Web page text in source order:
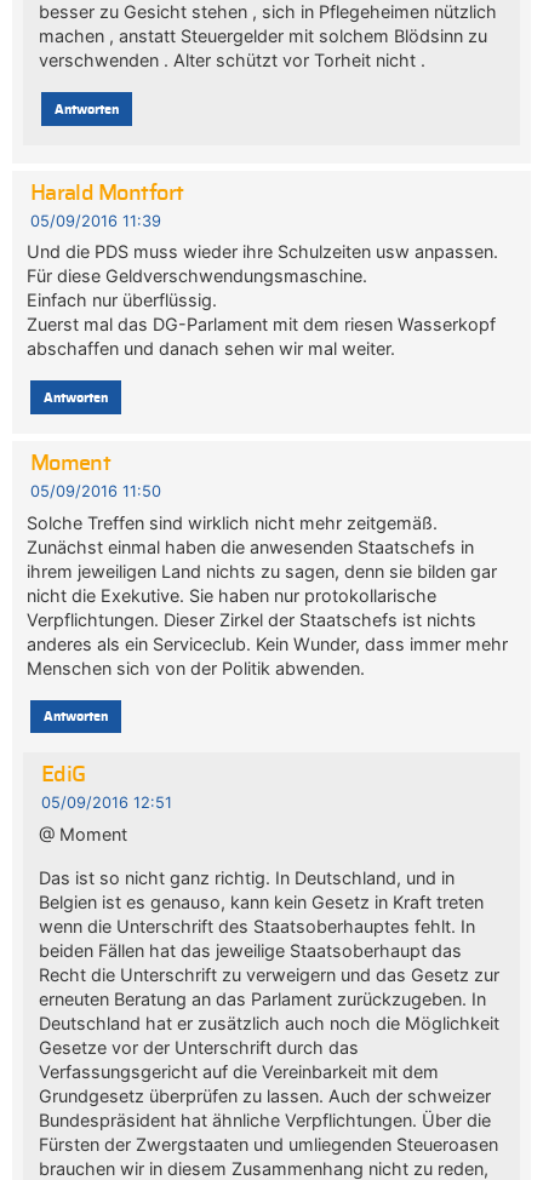
besser zu Gesicht stehen , sich in Pflegeheimen nützlich
machen , anstatt Steuergelder mit solchem Blödsinn zu
verschwenden . Alter schützt vor Torheit nicht .
Antworten
Harald Montfort
05/09/2016 11:39
Und die PDS muss wieder ihre Schulzeiten usw anpassen.
Für diese Geldverschwendungsmaschine.
Einfach nur überflüssig.
Zuerst mal das DG-Parlament mit dem riesen Wasserkopf
abschaffen und danach sehen wir mal weiter.
Antworten
Moment
05/09/2016 11:50
Solche Treffen sind wirklich nicht mehr zeitgemäß.
Zunächst einmal haben die anwesenden Staatschefs in
ihrem jeweiligen Land nichts zu sagen, denn sie bilden gar
nicht die Exekutive. Sie haben nur protokollarische
Verpflichtungen. Dieser Zirkel der Staatschefs ist nichts
anderes als ein Serviceclub. Kein Wunder, dass immer mehr
Menschen sich von der Politik abwenden.
Antworten
EdiG
05/09/2016 12:51
@ Moment
Das ist so nicht ganz richtig. In Deutschland, und in
Belgien ist es genauso, kann kein Gesetz in Kraft treten
wenn die Unterschrift des Staatsoberhauptes fehlt. In
beiden Fällen hat das jeweilige Staatsoberhaupt das
Recht die Unterschrift zu verweigern und das Gesetz zur
erneuten Beratung an das Parlament zurückzugeben. In
Deutschland hat er zusätzlich auch noch die Möglichkeit
Gesetze vor der Unterschrift durch das
Verfassungsgericht auf die Vereinbarkeit mit dem
Grundgesetz überprüfen zu lassen. Auch der schweizer
Bundespräsident hat ähnliche Verpflichtungen. Über die
Fürsten der Zwergstaaten und umliegenden Steueroasen
brauchen wir in diesem Zusammenhang nicht zu reden,